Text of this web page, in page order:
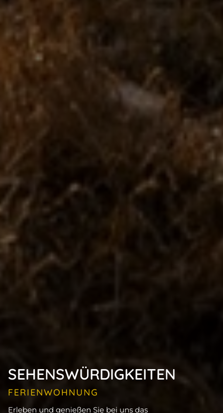
SEHENSWÜRDIGKEITEN
FERIENWOHNUNG
Erleben und genießen Sie bei uns das